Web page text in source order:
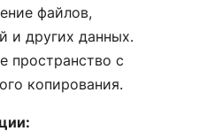
файлов,
и других данных.
пространство с
копирования.